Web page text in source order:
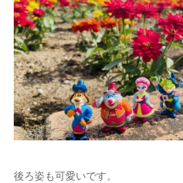
後ろ姿も可愛いです。